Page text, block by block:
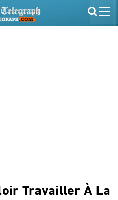
Travailler À La